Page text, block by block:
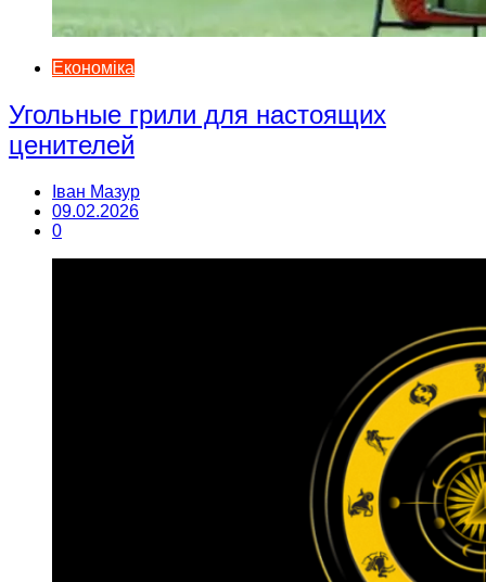
Економіка
Угольные грили для настоящих
ценителей
Іван Мазур
09.02.2026
0